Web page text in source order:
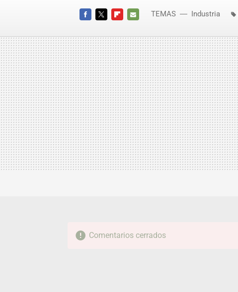
MAIL
TEMAS Industria
Comentarios cerrados